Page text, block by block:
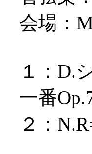
会場：
１：D.
一番
２：